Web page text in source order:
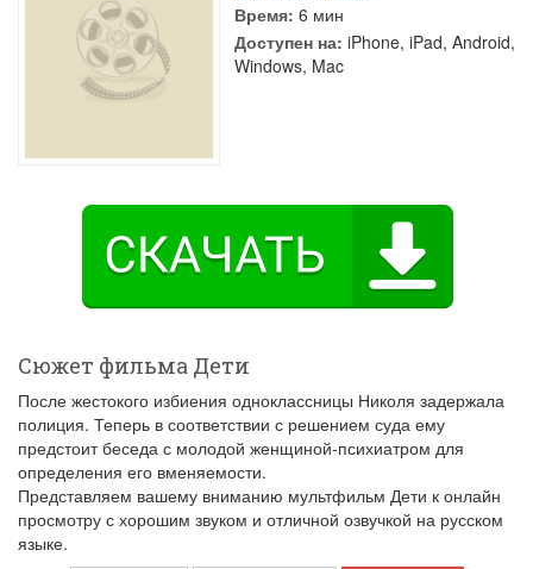
Время: 6 мин
Доступен на: iPhone, iPad, Android,
Windows, Mac
Сюжет фильма Дети
После жестокого избиения одноклассницы Николя задержала
полиция. Теперь в соответствии с решением суда ему
предстоит беседа с молодой женщиной-психиатром для
определения его вменяемости.
Представляем вашему вниманию мультфильм Дети к онлайн
просмотру с хорошим звуком и отличной озвучкой на русском
языке.